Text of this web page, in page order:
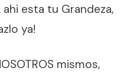
esta tu Grandeza,
ya!
mismos,